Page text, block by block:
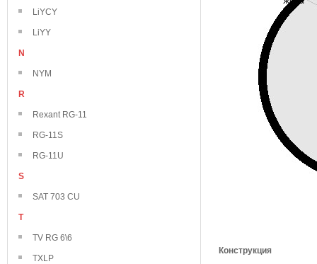
LiYCY
LiYY
N
NYM
R
Rexant RG-11
RG-11S
RG-11U
S
SAT 703 CU
T
TV RG 6\6
TXLP
Конструкция